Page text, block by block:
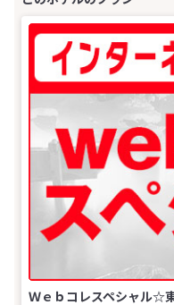
Ｗｅｂコレスペシャル☆